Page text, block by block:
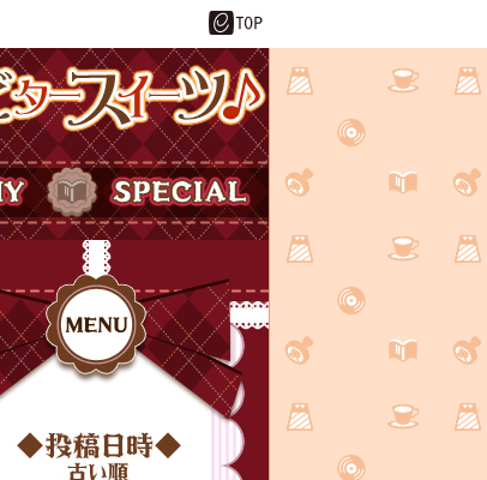
SPECIAL
投稿日時